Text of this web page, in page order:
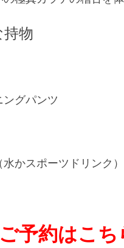
持物
ングパンツ
かスポーツドリンク）
ご予約はこ